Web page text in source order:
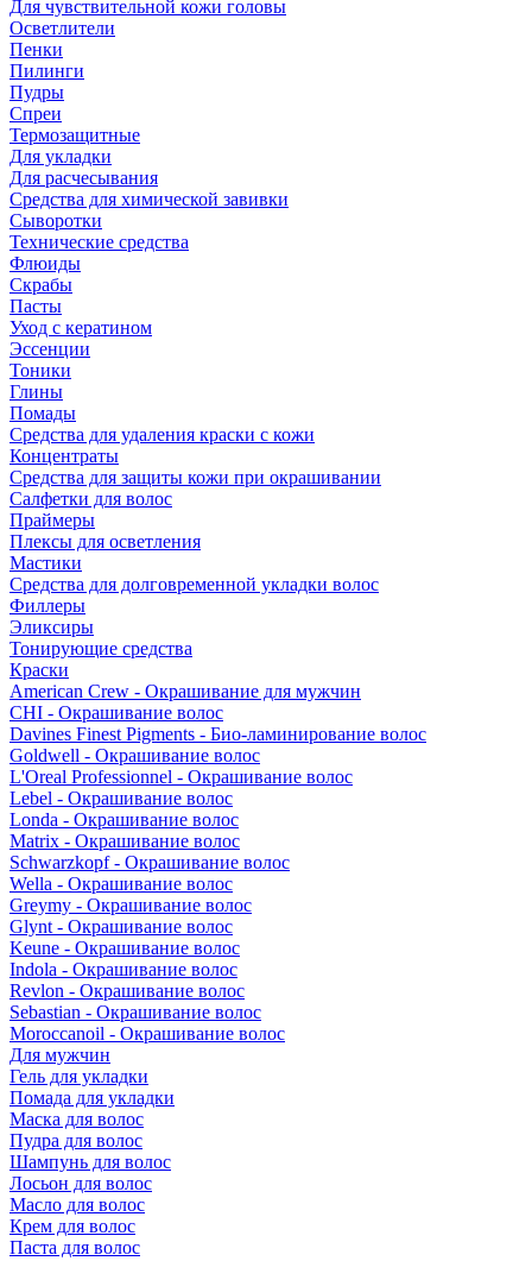
Для чувствительной кожи головы
Осветлители
Пенки
Пилинги
Пудры
Спреи
Термозащитные
Для укладки
Для расчесывания
Средства для химической завивки
Сыворотки
Технические средства
Флюиды
Скрабы
Пасты
Уход с кератином
Эссенции
Тоники
Глины
Помады
Средства для удаления краски с кожи
Концентраты
Средства для защиты кожи при окрашивании
Салфетки для волос
Праймеры
Плексы для осветления
Мастики
Средства для долговременной укладки волос
Филлеры
Эликсиры
Тонирующие средства
Краски
American Crew - Окрашивание для мужчин
CHI - Окрашивание волос
Davines Finest Pigments - Био-ламинирование волос
Goldwell - Окрашивание волос
L'Oreal Professionnel - Окрашивание волос
Lebel - Окрашивание волос
Londa - Окрашивание волос
Matrix - Окрашивание волос
Schwarzkopf - Окрашивание волос
Wella - Окрашивание волос
Greymy - Окрашивание волос
Glynt - Окрашивание волос
Keune - Окрашивание волос
Indola - Окрашивание волос
Revlon - Окрашивание волос
Sebastian - Окрашивание волос
Moroccanoil - Окрашивание волос
Для мужчин
Гель для укладки
Помада для укладки
Маска для волос
Пудра для волос
Шампунь для волос
Лосьон для волос
Масло для волос
Крем для волос
Паста для волос